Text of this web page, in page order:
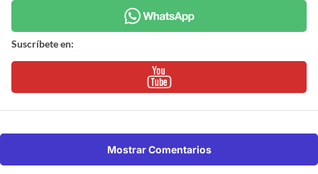
Suscríbete en:
Mostrar Comentarios